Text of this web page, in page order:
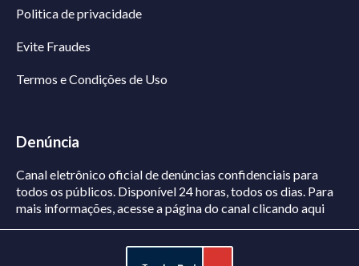
Politica de privacidade
Evite Fraudes
Termos e Condições de Uso
Denúncia
Canal eletrônico oficial de denúncias confidenciais para
todos os públicos. Disponível 24 horas, todos os dias. Para
mais informações, acesse a página do canalclicando aqui